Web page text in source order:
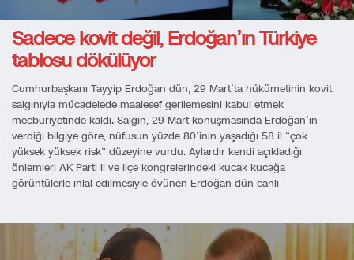
Sadece kovit değil, Erdoğan’ın Türkiye
tablosu dökülüyor
Cumhurbaşkanı Tayyip Erdoğan dün, 29 Mart’ta hükümetinin kovit
salgınıyla mücadelede maalesef gerilemesini kabul etmek
mecburiyetinde kaldı. Salgın, 29 Mart konuşmasında Erdoğan’ın
verdiği bilgiye göre, nüfusun yüzde 80’inin yaşadığı 58 il “çok
yüksek yüksek risk” düzeyine vurdu. Aylardır kendi açıkladığı
önlemleri AK Parti il ve ilçe kongrelerindeki kucak kucağa
görüntülerle ihlal edilmesiyle övünen Erdoğan dün canlı